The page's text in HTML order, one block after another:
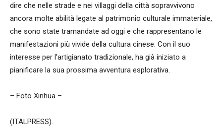
dire che nelle strade e nei villaggi della città sopravvivono
ancora molte abilità legate al patrimonio culturale immateriale,
che sono state tramandate ad oggi e che rappresentano le
manifestazioni più vivide della cultura cinese. Con il suo
interesse per l’artigianato tradizionale, ha già iniziato a
pianificare la sua prossima avventura esplorativa.
– Foto Xinhua –
(ITALPRESS).